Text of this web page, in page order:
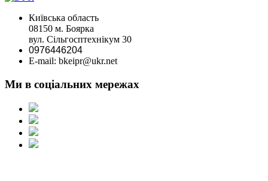
Київська область
08150 м. Боярка
вул. Сільгосптехнікум 30
0976446204
E-mail: bkeipr@ukr.net
Ми в соціальних мережах